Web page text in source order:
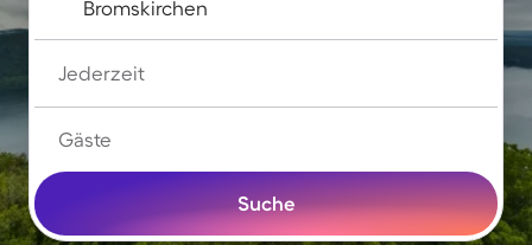
Jederzeit
Gäste
Suche